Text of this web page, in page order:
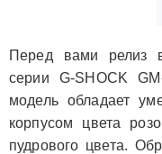
Перед вами релиз
серии G-SHOCK
модель обладает
корпусом цвета
пудрового цвета.